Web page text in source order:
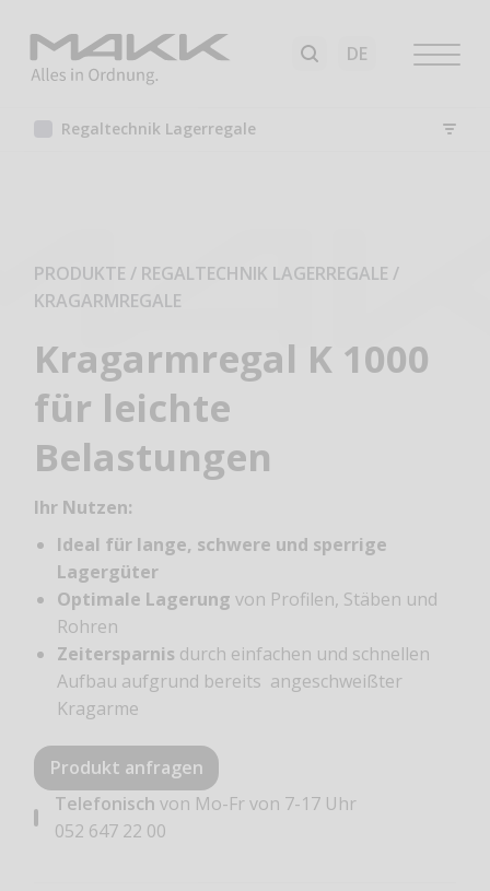
Regaltechnik Lagerregale
PRODUKTE / REGALTECHNIK LAGERREGALE /
KRAGARMREGALE
Kragarmregal K 1000
für leichte
Belastungen
Ihr Nutzen:
Ideal für lange, schwere und sperrige
Lagergüter
Optimale Lagerung von Profilen, Stäben und
Rohren
Zeitersparnis durch einfachen und schnellen
Aufbau aufgrund bereits angeschweißter
Kragarme
Produkt anfragen
Telefonisch von Mo-Fr von 7-17 Uhr
052 647 22 00